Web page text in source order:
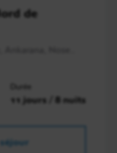
de
Durée
11 jours / 8 nuits